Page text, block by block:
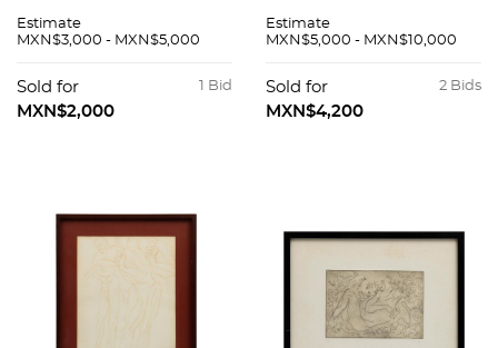
Mallorca, España,
offset., 55 x 88 cm
imagen
Estimate
MXN$3,000 - MXN$5,000
1 Bid
Sold for
MXN$2,000
México, 1998)
offset., 47 x 63 cm
c/u
Estimate
MXN$5,000 - MXN$10,000
2 Bids
Sold for
MXN$4,200